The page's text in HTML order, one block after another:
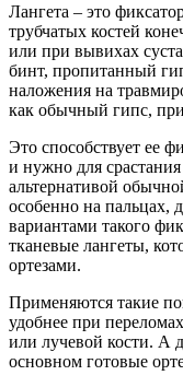
Лангета – это
трубчатых костей
или при вывихах
бинт, пропитанный
наложения на
как обычный гипс,
Это способствует ее
и нужно для срастания
альтернативой
особенно на пальцах,
вариантами такого
тканевые лангеты,
ортезами.
Применяются такие
удобнее при
или лучевой кости. А
основном готовые